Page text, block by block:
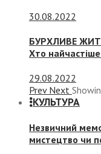
30.08.2022
БУРХЛИВЕ
Хто
29.08.2022
Prev Next
КУЛЬТУРА
Незвичний
мистецтво чи